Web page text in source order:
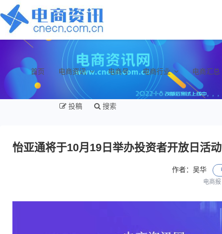
首页 电商资讯 电商号 电商行业 电商汇总
投稿 搜索
怡亚通将于10月19日举办投资者开放日活动
作者：吴华
电商报